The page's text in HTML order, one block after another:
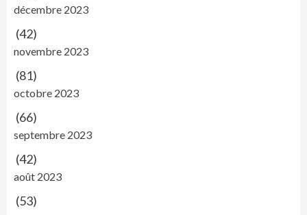
décembre 2023
(42)
novembre 2023
(81)
octobre 2023
(66)
septembre 2023
(42)
août 2023
(53)